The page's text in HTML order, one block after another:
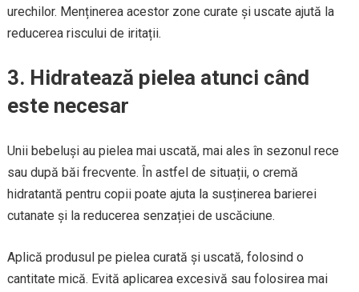
urechilor. Menținerea acestor zone curate și uscate ajută la
reducerea riscului de iritații.
3. Hidratează pielea atunci când
este necesar
Unii bebeluși au pielea mai uscată, mai ales în sezonul rece
sau după băi frecvente. În astfel de situații, o cremă
hidratantă pentru copii poate ajuta la susținerea barierei
cutanate și la reducerea senzației de uscăciune.
Aplică produsul pe pielea curată și uscată, folosind o
cantitate mică. Evită aplicarea excesivă sau folosirea mai